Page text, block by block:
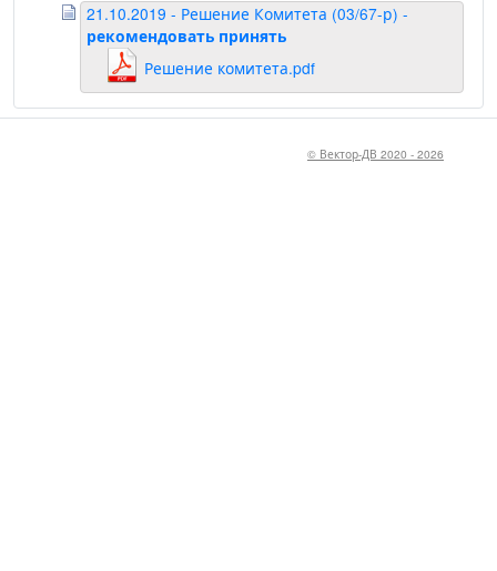
21.10.2019 - Решение Комитета (03/67-р) -
рекомендовать принять
Решение комитета.pdf
© Вектор-ДВ 2020 - 2026